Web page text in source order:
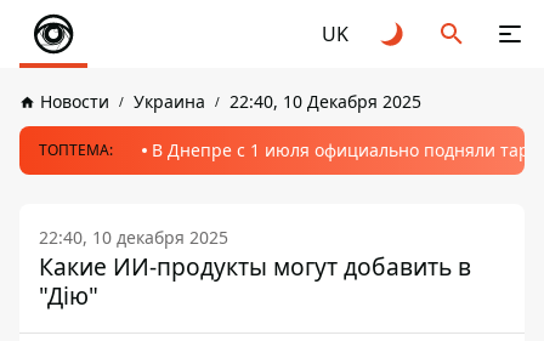
UK
Новости Украина 22:40, 10 Декабря 2025
ТОПТЕМА: В Днепре с 1 июля официально подняли
22:40, 10 декабря 2025
Какие ИИ-продукты могут добавить в
"Дію"